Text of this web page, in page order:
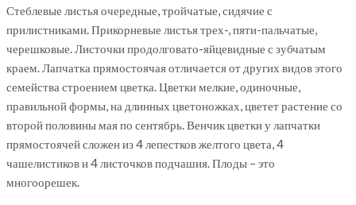
Стеблевые листья очередные, тройчатые, сидячие с
прилистниками. Прикорневые листья трех-, пяти-пальчатые,
черешковые. Листочки продолговато-яйцевидные с зубчатым
краем. Лапчатка прямостоячая отличается от других видов этого
семейства строением цветка. Цветки мелкие, одиночные,
правильной формы, на длинных цветоножках, цветет растение со
второй половины мая по сентябрь. Венчик цветки у лапчатки
прямостоячей сложен из 4 лепестков желтого цвета, 4
чашелистиков и 4 листочков подчашия. Плоды – это
многоорешек.